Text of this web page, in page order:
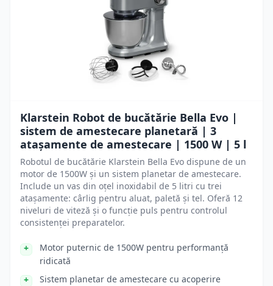
Klarstein Robot de bucătărie Bella Evo |
sistem de amestecare planetară | 3
atașamente de amestecare | 1500 W | 5 l
Robotul de bucătărie Klarstein Bella Evo dispune de un
motor de 1500W și un sistem planetar de amestecare.
Include un vas din oțel inoxidabil de 5 litri cu trei
atașamente: cârlig pentru aluat, paletă și tel. Oferă 12
niveluri de viteză și o funcție puls pentru controlul
consistenței preparatelor.
Motor puternic de 1500W pentru performanță
ridicată
Sistem planetar de amestecare cu acoperire